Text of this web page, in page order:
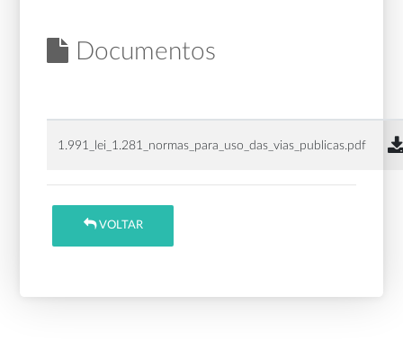
Documentos
1.991_lei_1.281_normas_para_uso_das_vias_publicas.pdf
VOLTAR